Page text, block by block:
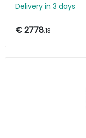
Delivery in 3 days
€ 2778.13